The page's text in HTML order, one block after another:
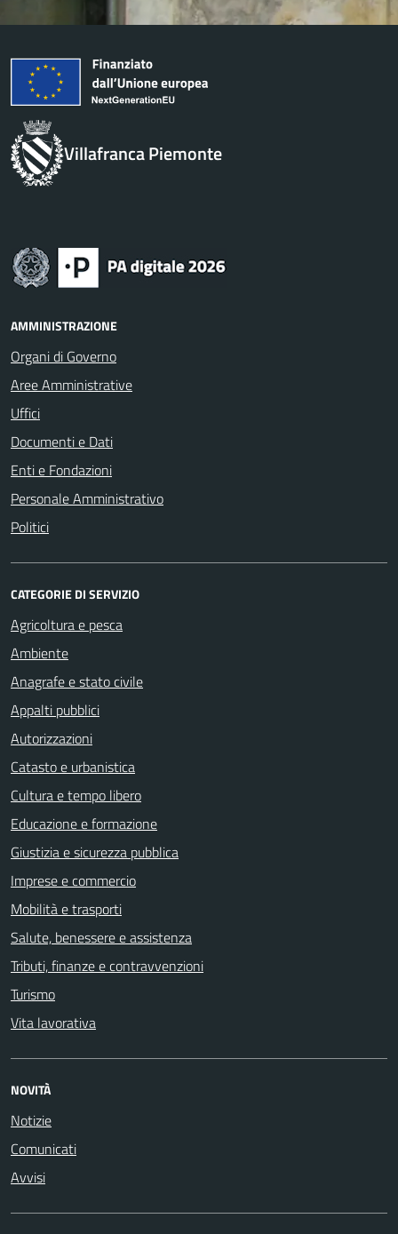
Villafranca Piemonte
AMMINISTRAZIONE
Organi di Governo
Aree Amministrative
Uffici
Documenti e Dati
Enti e Fondazioni
Personale Amministrativo
Politici
CATEGORIE DI SERVIZIO
Agricoltura e pesca
Ambiente
Anagrafe e stato civile
Appalti pubblici
Autorizzazioni
Catasto e urbanistica
Cultura e tempo libero
Educazione e formazione
Giustizia e sicurezza pubblica
Imprese e commercio
Mobilità e trasporti
Salute, benessere e assistenza
Tributi, finanze e contravvenzioni
Turismo
Vita lavorativa
NOVITÀ
Notizie
Comunicati
Avvisi